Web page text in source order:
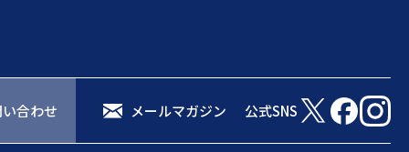
合わせ メールマガジン 公式SNS